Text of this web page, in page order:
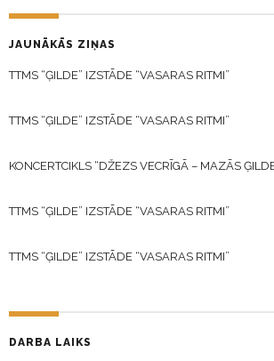
JAUNĀKĀS ZIŅAS
TTMS “ĢILDE” IZSTĀDE “VASARAS RITMI”
TTMS “ĢILDE” IZSTĀDE “VASARAS RITMI”
KONCERTCIKLS “DŽEZS VECRĪGĀ – MAZĀS
TTMS “ĢILDE” IZSTĀDE “VASARAS RITMI”
TTMS “ĢILDE” IZSTĀDE “VASARAS RITMI”
DARBA LAIKS